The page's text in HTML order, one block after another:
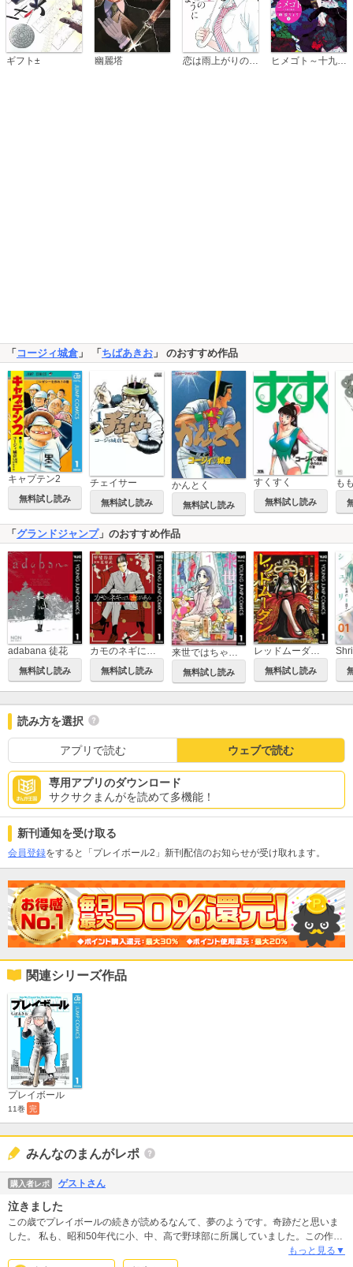
ギフト± 幽麗塔 恋は雨上がりのように ヒメゴト～十九歳の制服～
「 コージィ城倉 」 「 ちばあきお 」 のおすすめ作品
キャプテン2
無料試し読み
チェイサー
無料試し読み
かんとく
無料試し読み
すくすく
無料試し読み
も
「グランドジャンプ」のおすすめ作品
adabana 徒花
無料試し読み
カモのネギには毒がある 加茂教授の人間経済学講義
無料試し読み 無料試し読み
レッドムーダン～皇帝に成り上がった女～
無料試し読み
読み方を選択
アプリで読む ウェブで読む
専用アプリのダウンロード
サクサクまんがを読めて多機能！
新刊通知を受け取る
会員登録をすると「プレイボール2」新刊配信のお知らせが受け取れます。
関連シリーズ作品
プレイボール
11巻 完
みんなのまんがレポ
購入者レポ ゲストさん
泣きました
この歳でプレイボールの続きが読めるなんて、夢のようです。奇跡だと思いま
した。 私も、昭和50年代に小、中、高で野球部に所属していました。この作品
から学んだ事もたくさんあった。俺も頑張らないと、と思って読んでいました
もっと見る▼